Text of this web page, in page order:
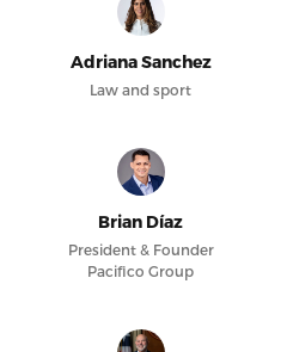
Adriana Sanchez
Law and sport
Brian Díaz
President & Founder
Pacifico Group